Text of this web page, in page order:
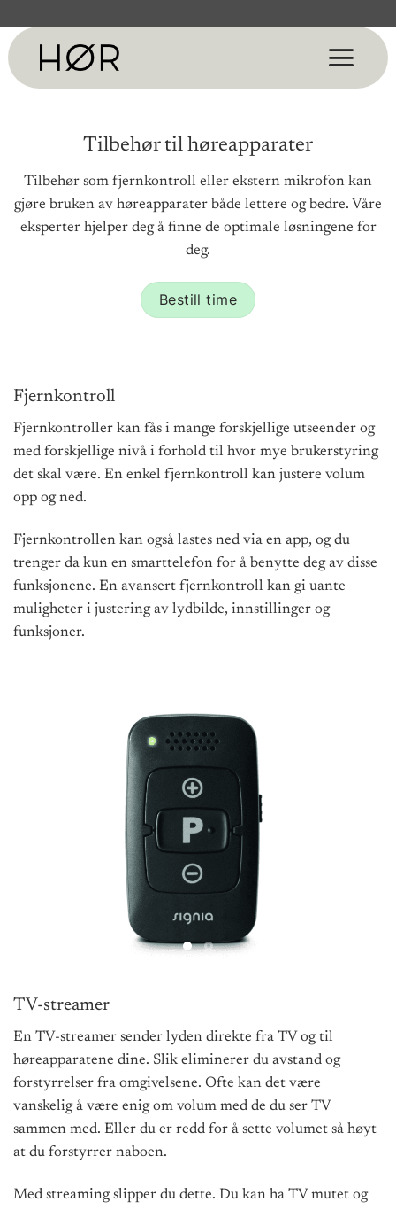
Skip
to
content
Tilbehør til høreapparater
Tilbehør som fjernkontroll eller ekstern mikrofon kan
gjøre bruken av høreapparater både lettere og bedre. Våre
eksperter hjelper deg å finne de optimale løsningene for
deg.
Bestill time
Fjernkontroll
Fjernkontroller kan fås i mange forskjellige utseender og
med forskjellige nivå i forhold til hvor mye brukerstyring
det skal være. En enkel fjernkontroll kan justere volum
opp og ned.
Fjernkontrollen kan også lastes ned via en app, og du
trenger da kun en smarttelefon for å benytte deg av disse
funksjonene. En avansert fjernkontroll kan gi uante
muligheter i justering av lydbilde, innstillinger og
funksjoner.
TV-streamer
En TV-streamer sender lyden direkte fra TV og til
høreapparatene dine. Slik eliminerer du avstand og
forstyrrelser fra omgivelsene. Ofte kan det være
vanskelig å være enig om volum med de du ser TV
sammen med. Eller du er redd for å sette volumet så høyt
at du forstyrrer naboen.
Med streamingslipper du dette. Du kan ha TV mutet og